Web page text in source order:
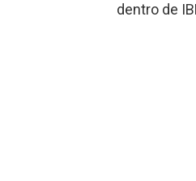
dentro de